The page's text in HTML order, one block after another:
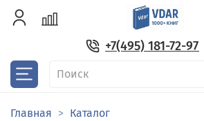
+7(495) 181-72-97
Главная Каталог